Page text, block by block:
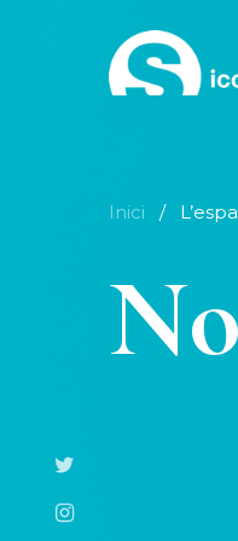
twitter
instagram
Inici /